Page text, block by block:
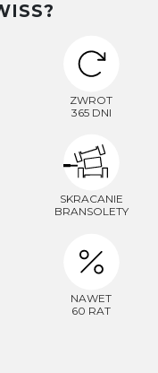
ZWROT
365 DNI
SKRACANIE
BRANSOLETY
NAWET
60 RAT